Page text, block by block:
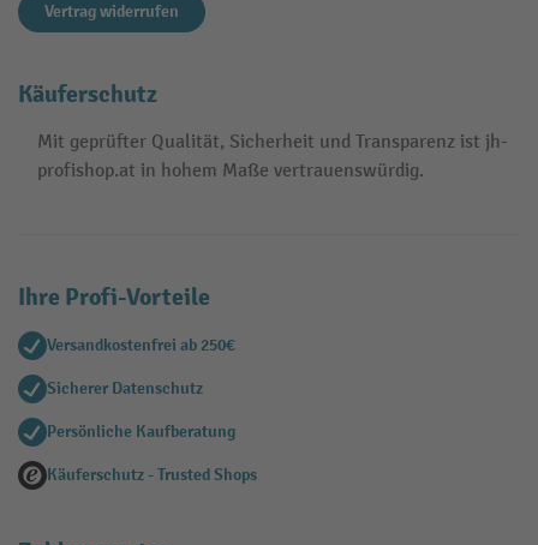
Vertrag widerrufen
Käuferschutz
Mit geprüfter Qualität, Sicherheit und Transparenz ist jh-
profishop.at in hohem Maße vertrauenswürdig.
Ihre Profi-Vorteile
Versandkostenfrei ab 250€
Sicherer Datenschutz
Persönliche Kaufberatung
Käuferschutz - Trusted Shops